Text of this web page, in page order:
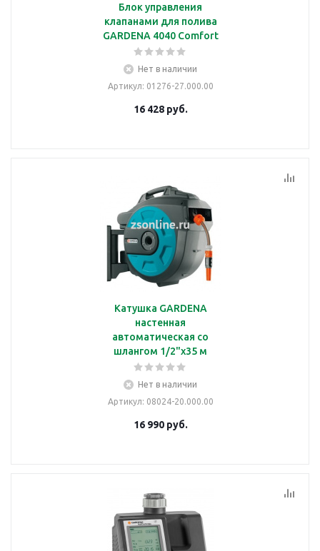
Блок управления
клапанами для полива
GARDENA 4040 Comfort
Нет в наличии
Артикул: 01276-27.000.00
16 428руб.
Катушка GARDENA
настенная
автоматическая со
шлангом 1/2"х35 м
Нет в наличии
Артикул: 08024-20.000.00
16 990руб.